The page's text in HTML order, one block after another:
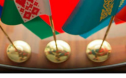
Экономической